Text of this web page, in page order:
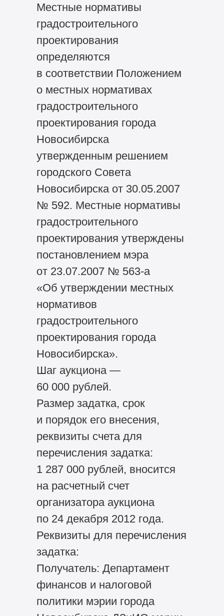
Местные нормативы
градостроительного
проектирования
определяются
в соответствии Положением
о местных нормативах
градостроительного
проектирования города
Новосибирска
утвержденным решением
городского Совета
Новосибирска от 30.05.2007
№ 592. Местные нормативы
градостроительного
проектирования утверждены
постановлением мэра
от 23.07.2007 № 563-а
«Об утверждении местных
нормативов
градостроительного
проектирования города
Новосибирска».
Шаг аукциона —
60 000 рублей.
Размер задатка, срок
и порядок его внесения,
реквизиты счета для
перечисления задатка:
1 287 000 рублей, вносится
на расчетный счет
организатора аукциона
по 24 декабря 2012 года.
Реквизиты для перечисления
задатка:
Получатель: Департамент
финансов и налоговой
политики мэрии города